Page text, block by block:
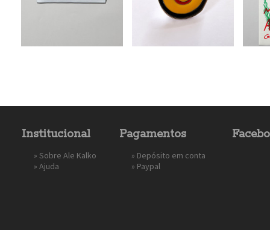
Institucional
» Sobre Ale Kalko
» Ajuda
Pagamentos
» Depósito em conta
» Paypal